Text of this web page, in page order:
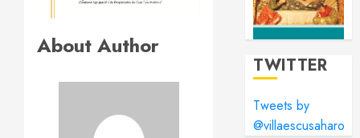
About Author
TWITTER
Tweets by
@villaescusaharo